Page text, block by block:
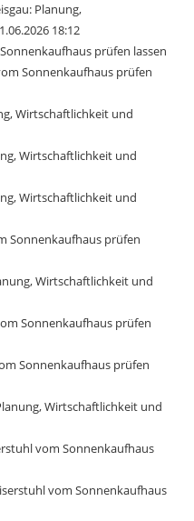
Planung,
18:12
prüfen lassen
Sonnenkaufhaus prüfen
Wirtschaftlichkeit und
Wirtschaftlichkeit und
Wirtschaftlichkeit und
Sonnenkaufhaus prüfen
Wirtschaftlichkeit und
Sonnenkaufhaus prüfen
Sonnenkaufhaus prüfen
Wirtschaftlichkeit und
vom Sonnenkaufhaus
vom Sonnenkaufhaus